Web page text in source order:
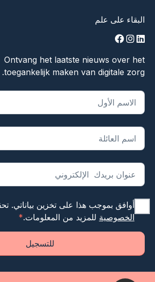
البقاء على علم
linkedin
instagram
facebook
Ontvang het laatste nieuws over het
toegankelijk maken van digitale zorg.
يشير "*" إلى الحقول المطلوبة
أوافق بموجب هذا على تخزين بياناتي.
الخصوصية للمزيد من المعلومات.*
للتسجيل